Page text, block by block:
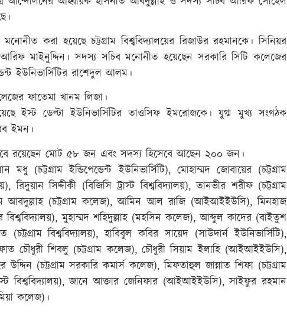
করা হয়েছে চট্টগ্রাম বিশ্ববিদ্যালয়ের রিজাউর রহমানকে। সিনিয়র
আরিফ মাইনুদ্দিন। সদস্য সচিব মনোনীত হয়েছেন সরকারি সিটি কলেজের
ইউনিভার্সিটির রাশেদুল আলম।
ফাতেমা খানম লিজা।
ইস্ট ডেল্টা ইউনিভার্সিটির তাওসিফ ইমরোজকে। যুগ্ম মুখ্য সংগঠক
ইমন।
রয়েছেন মোট ৫৮ জন এবং সদস্য হিসেবে আছেন ২০০ জন।
ইন্ডিপেন্ডেন্ট ইউনিভার্সিটি), মোহাম্মদ জোবায়ের (চট্টগ্রাম
রিদুয়ান সিদ্দীকী (বিজিসি ট্রাস্ট বিশ্ববিদ্যালয়), তানভীর শরীফ (চট্টগ্রাম
আবদুল্লাহ (চট্টগ্রাম কলেজ), আমিন আল রাজি (আইআইইউসি), মিনহাজ
মুহাম্মদ শহিদুল্লাহ (মহসিন কলেজ), আব্দুল কাদের (বাইতুশ
বিশ্ববিদ্যালয়), হাবিবুল কবির সায়েদ (সাউদার্ন ইউনিভার্সিটি),
চৌধুরী শিবলু (চট্টগ্রাম কলেজ), চৌধুরী সিয়াম ইলাহি (আইআইইউসি),
(চট্টগ্রাম সরকারি কমার্স কলেজ), মিফতাহুল জান্নাত শিফা (চট্টগ্রাম
বিশ্ববিদ্যালয়), জানে আক্তার জেনিফার (আইআইইউসি), সাইফুর রহমান
কলেজ)।